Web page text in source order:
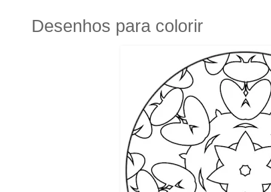
Desenhos para colorir